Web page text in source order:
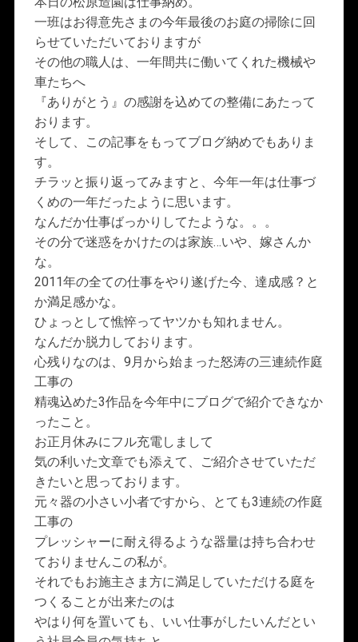
一班はお得意先さまの今年最後のお庭の掃除に回
らせていただいておりますが
その他の職人は、一年間共に働いてくれた機械や
車たちへ
『ありがとう』の感謝を込めての整備にあたって
おります。
そして、この記事をもってブログ納めでもありま
す。
チラッと振り返ってみますと、今年一年は仕事づ
くめの一年だったように思います。
なんだか仕事ばっかりしてたような。。。
その分で迷惑をかけたのは家族…いや、嫁さんか
な。
2011年の全ての仕事をやり遂げた今、達成感？と
か満足感かな。
ひょっとして憔悴ってヤツかも知れません。
なんだか脱力しております。
心残りなのは、9月から始まった怒涛の三連続作庭
工事の
精魂込めた3作品を今年中にブログで紹介できなか
ったこと。
お正月休みにフル充電しまして
気の利いた文章でも添えて、ご紹介させていただ
きたいと思っております。
元々器の小さい小者ですから、とても3連続の作庭
工事の
プレッシャーに耐え得るような器量は持ち合わせ
ておりませんこの私が。
それでもお施主さま方に満足していただける庭を
つくることが出来たのは
やはり何を置いても、いい仕事がしたいんだとい